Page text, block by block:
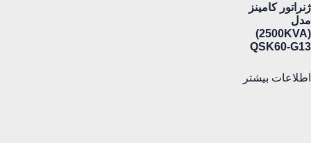
ژنراتور کامینز
مدل
(2500KVA)
QSK60-G13
اطلاعات بیشتر